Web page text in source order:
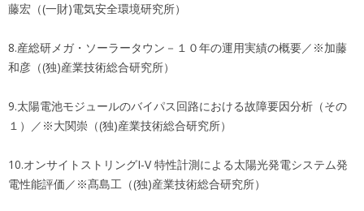
藤宏（(一財)電気安全環境研究所）
8.産総研メガ・ソーラータウン－１０年の運用実績の概要／※加藤
和彦（(独)産業技術総合研究所）
9.太陽電池モジュールのバイパス回路における故障要因分析（その
１）／※大関崇（(独)産業技術総合研究所）
10.オンサイトストリングI-V 特性計測による太陽光発電システム発
電性能評価／※髙島工（(独)産業技術総合研究所）